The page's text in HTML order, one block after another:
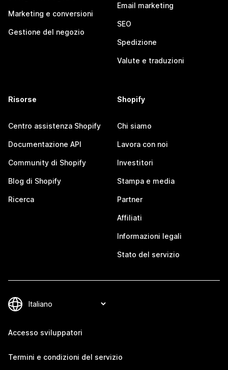
Marketing e conversioni
Gestione del negozio
Email marketing
SEO
Spedizione
Valute e traduzioni
Risorse
Centro assistenza Shopify
Documentazione API
Community di Shopify
Blog di Shopify
Ricerca
Shopify
Chi siamo
Lavora con noi
Investitori
Stampa e media
Partner
Affiliati
Informazioni legali
Stato del servizio
Accesso sviluppatori
Termini e condizioni del servizio